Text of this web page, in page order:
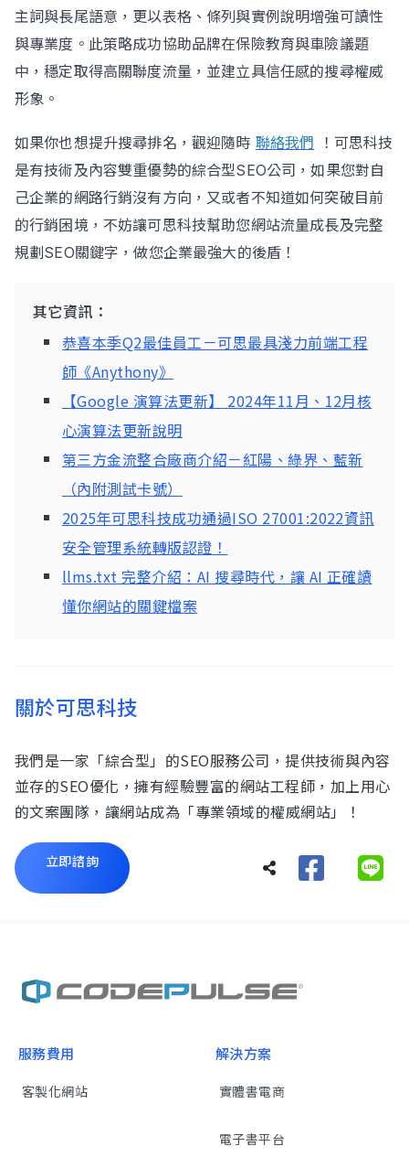
主詞與長尾語意，更以表格、條列與實例說明增強可讀性
與專業度。此策略成功協助品牌在保險教育與車險議題
中，穩定取得高關聯度流量，並建立具信任感的搜尋權威
形象。
如果你也想提升搜尋排名，觀迎隨時 聯絡我們
！可思科技
是有技術及內容雙重優勢的綜合型SEO公司，如果您對自
己企業的網路行銷沒有方向，又或者不知道如何突破目前
的行銷困境，不妨讓可思科技幫助您網站流量成長及完整
規劃SEO關鍵字，做您企業最強大的後盾！
其它資訊：
恭喜本季Q2最佳員工－可思最具淺力前端工程
師《Anythony》
【Google 演算法更新】 2024年11月、12月核
心演算法更新說明
第三方金流整合廠商介紹－紅陽、綠界、藍新
（內附測試卡號）
2025年可思科技成功通過ISO 27001:2022資訊
安全管理系統轉版認證！
llms.txt 完整介紹：AI 搜尋時代，讓 AI 正確讀
懂你網站的關鍵檔案
關於可思科技
我們是一家「綜合型」的SEO服務公司，提供技術與內容
並存的SEO優化，擁有經驗豐富的網站工程師，加上用心
的文案團隊，讓網站成為「專業領域的權威網站」！
立即諮詢
服務費用
客製化網站
解決方案
實體書電商
電子書平台